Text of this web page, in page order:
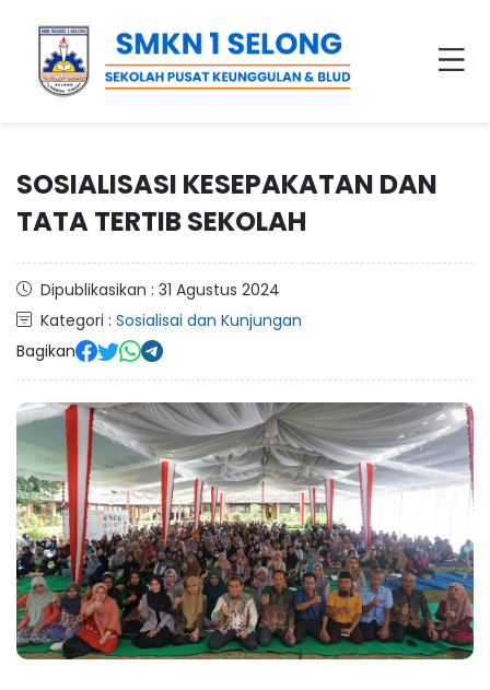
SOSIALISASI KESEPAKATAN DAN
TATA TERTIB SEKOLAH
Dipublikasikan : 31 Agustus 2024
Kategori : Sosialisai dan Kunjungan
Bagikan